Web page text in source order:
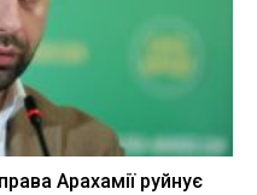
Арахамії руйнує